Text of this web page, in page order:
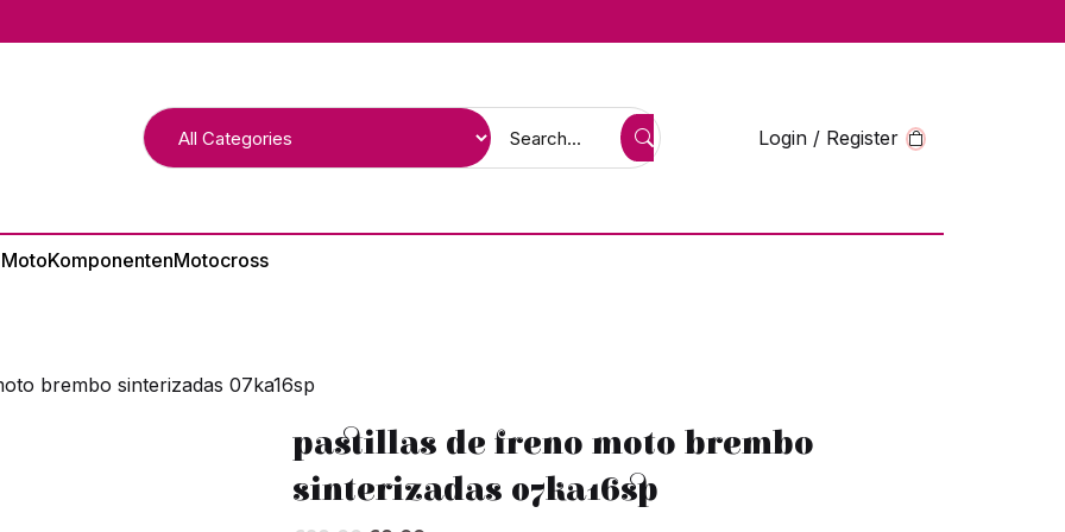
Login / Register
KomponentenMotocross
brembo sinterizadas 07ka16sp
pastillas de freno moto brembo
sinterizadas 07ka16sp